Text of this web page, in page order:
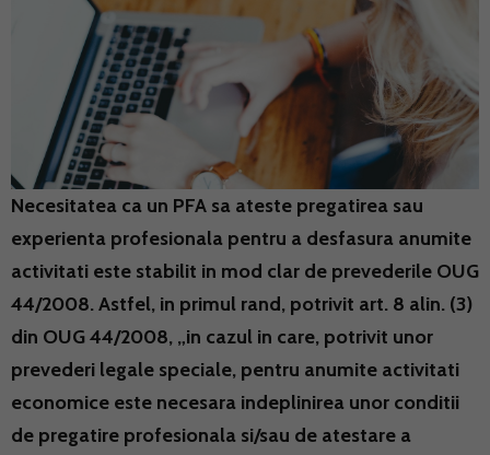
Necesitatea ca un PFA sa ateste pregatirea sau
experienta profesionala pentru a desfasura anumite
activitati este stabilit in mod clar de prevederile OUG
44/2008. Astfel, in primul rand, potrivit art. 8 alin. (3)
din OUG 44/2008, „in cazul in care, potrivit unor
prevederi legale speciale, pentru anumite activitati
economice este necesara indeplinirea unor conditii
de pregatire profesionala si/sau de atestare a